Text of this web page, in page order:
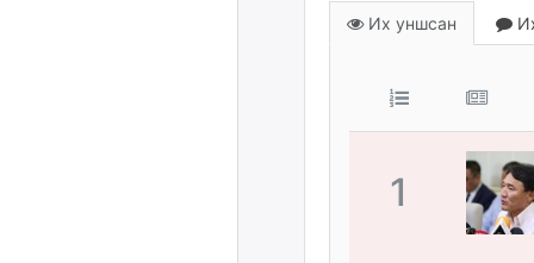
Их уншсан
1